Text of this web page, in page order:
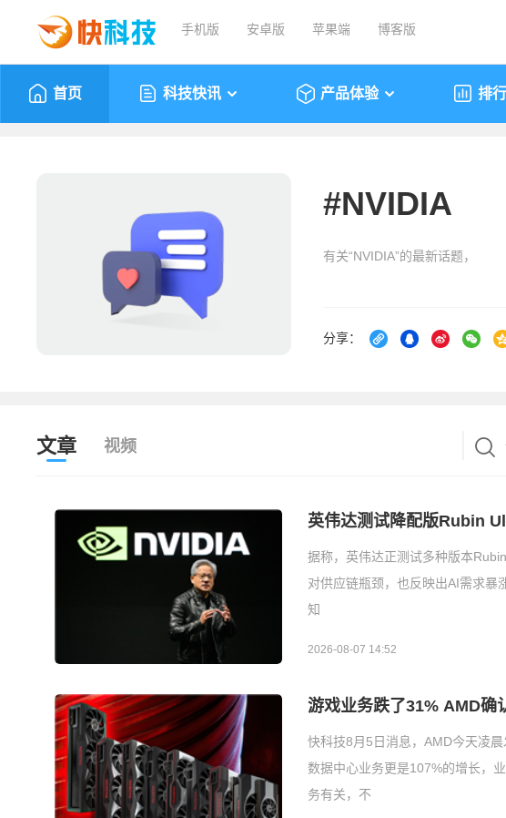
手机版 安卓版 苹果端 博客版
首页 科技快讯 产品体验 排
#NVIDIA
有关“NVIDIA”的最新话题，
分享：
文章 视频
英伟达测试降配版Rubin
据称，英伟达正测试多种版本
对供应链瓶颈，也反映出AI需求暴
知
2026-08-07 14:52
游戏业务跌了31% AMD确
快科技8月5日消息，AMD今天凌
数据中心业务更是107%的增长，
务有关，不